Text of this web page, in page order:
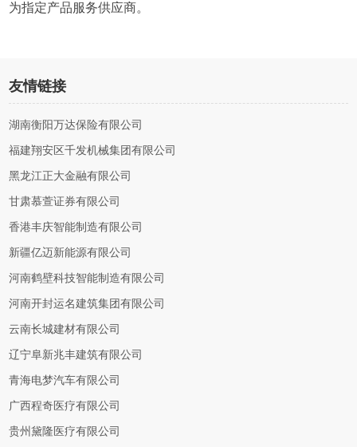
为指定产品服务供应商。
友情链接
湖南衡阳万达保险有限公司
福建翔安区千发机械集团有限公司
黑龙江正大金融有限公司
甘肃慕萱证券有限公司
香港丰庆智能制造有限公司
新疆亿迈新能源有限公司
河南鹤壁科技智能制造有限公司
河南开封运名建筑集团有限公司
云南长城建材有限公司
辽宁阜新兆丰建筑有限公司
青海电梦汽车有限公司
广西程奇医疗有限公司
贵州黛隆医疗有限公司